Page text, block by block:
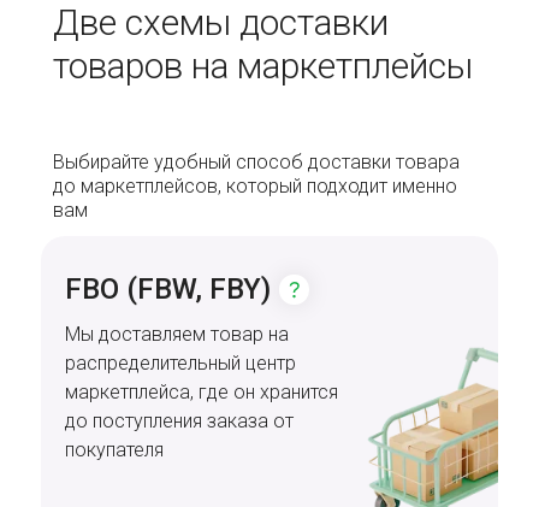
Две схемы доставки
товаров на маркетплейсы
Выбирайте удобный способ доставки товара
до маркетплейсов, который подходит именно
вам
FBO (FBW, FBY)
Мы доставляем товар на
распределительный центр
маркетплейса, где он хранится
до поступления заказа от
покупателя